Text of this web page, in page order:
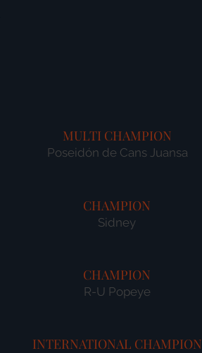
MULTI CHAMPION
Poseidón de Cans Juansa
CHAMPION
Sidney
CHAMPION
R-U Popeye
INTERNATIONAL CHAMPION